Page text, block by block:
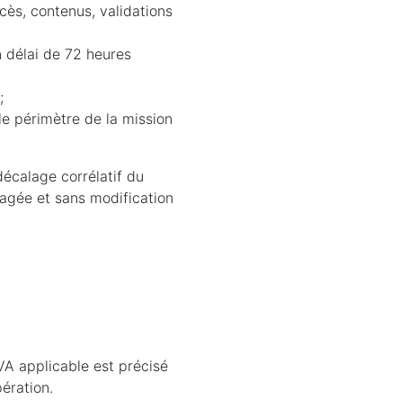
contenus, validations
délai de 72 heures
périmètre de la mission
corrélatif du
et sans modification
applicable est précisé